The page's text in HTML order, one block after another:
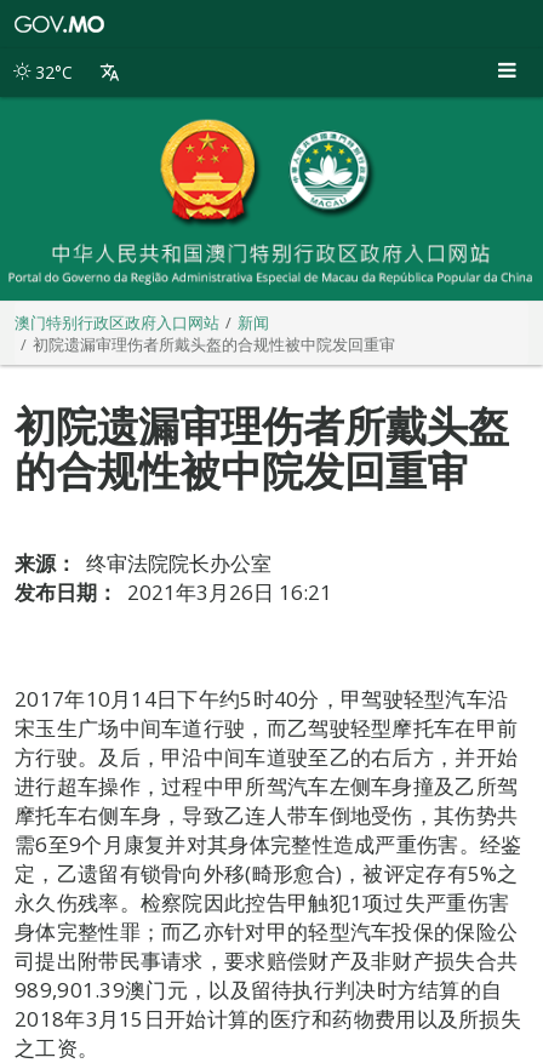
别
32°C
澳门特别行政区政府入口网站
新闻
初院遗漏审理伤者所戴头盔的合规性被中院发回重审
初院遗漏审理伤者所戴头盔
的合规性被中院发回重审
来源：
终审法院院长办公室
发布日期：
2021年3月26日 16:21
2017年10月14日下午约5时40分，甲驾驶轻型汽车沿
宋玉生广场中间车道行驶，而乙驾驶轻型摩托车在甲前
方行驶。及后，甲沿中间车道驶至乙的右后方，并开始
进行超车操作，过程中甲所驾汽车左侧车身撞及乙所驾
摩托车右侧车身，导致乙连人带车倒地受伤，其伤势共
需6至9个月康复并对其身体完整性造成严重伤害。经鉴
定，乙遗留有锁骨向外移(畸形愈合)，被评定存有5%之
永久伤残率。检察院因此控告甲触犯1项过失严重伤害
身体完整性罪；而乙亦针对甲的轻型汽车投保的保险公
司提出附带民事请求，要求赔偿财产及非财产损失合共
989,901.39澳门元，以及留待执行判决时方结算的自
2018年3月15日开始计算的医疗和药物费用以及所损失
之工资。